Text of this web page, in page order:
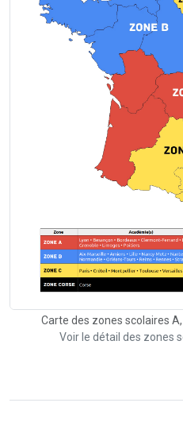
Carte des zones scolaires
Voir le détail des zones